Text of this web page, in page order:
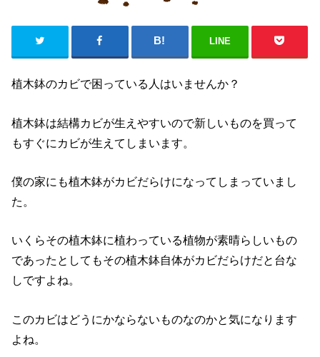
LINE
植木鉢のカビで困っている人はいませんか？
植木鉢は結構カビが生えやすいので新しいものを買って
もすぐにカビが生えてしまいます。
僕の家にも植木鉢がカビだらけになってしまっていまし
た。
いくらその植木鉢に植わっている植物が素晴らしいもの
であったとしてもその植木鉢自体がカビだらけだと台な
しですよね。
このカビはどうにかならないものなのかと気になります
よね。